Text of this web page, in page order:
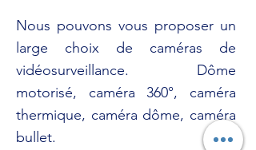
Nous pouvons vous proposer un
large choix de caméras de
vidéosurveillance. Dôme
motorisé, caméra 360°, caméra
thermique, caméra dôme, caméra
bullet.